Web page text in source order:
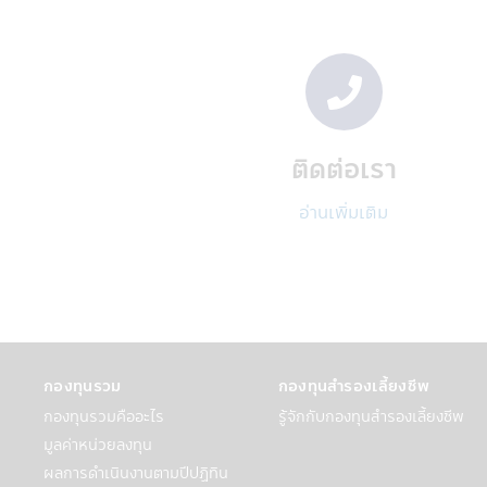
บริษัทฯ อาจจะใช้ข้อมูลส่วนบุคคลหรื
กับสมาชิกบริษัทในกลุ่มของ CIMB-
บริษัทฯอาจเปิดเผยข้อมูลส่วนบุคคลข
• แนะนำสินค้าและบริการทางการเงิ
• ประเมินและดำเนินการโปรแกรม
• บริหารจัดการสินค้าและบริการทาง
บริษัทฯอาจเปิดเผยข้อมูลส่วนบุคคลกั
• ผู้ให้บริการภายนอกเหล่านี้อาจเป็น
• ผู้บริการภายนอกบริษัทฯ เช่น ผู้ให้
เชี่ยวชาญในด้านต่างๆ, การจัดส่งโ
• บุคคลที่ได้รับการแต่งตั้งให้ทำหน้า
• ผู้เชี่ยวชาญด้านต่างๆ ที่ได้รับมอบหม
ติดต่อเรา
อ่านเพิ่มเติม
กองทุนรวม
กองทุนรวมคืออะไร
มูลค่าหน่วยลงทุน
ผลการดำเนินงานตามปีปฏิทิน
กองทุนสำรองเลี้ยงชีพ
รู้จักกับกองทุนสำรองเลี้ยงชีพ